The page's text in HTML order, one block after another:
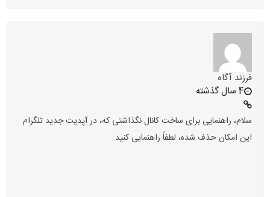
فرزند آگاه
4 سال گذشته
سلام، راهنمایی برای ساخت کانال نگذاشتی که، در آپدیت جدید تلگرام
این امکان حذف شده، لطفاً راهنمایی کنید